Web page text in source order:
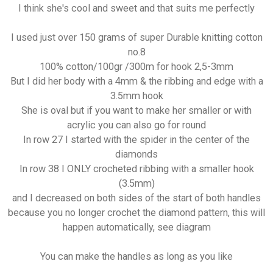
I think she's cool and sweet and that suits me perfectly
I used just over 150 grams of super Durable knitting cotton
no.8
100% cotton/100gr /300m for hook 2,5-3mm
But I did her body with a 4mm & the ribbing and edge with a
3.5mm hook
She is oval but if you want to make her smaller or with
acrylic you can also go for round
In row 27 I started with the spider in the center of the
diamonds
In row 38 I ONLY crocheted ribbing with a smaller hook
(3.5mm)
and I decreased on both sides of the start of both handles
because you no longer crochet the diamond pattern, this will
happen automatically, see diagram
You can make the handles as long as you like